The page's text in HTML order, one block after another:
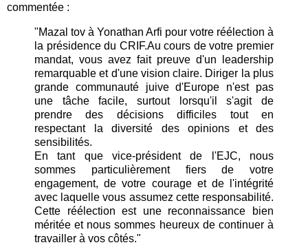
commentée :
"Mazal tov à Yonathan Arfi pour votre réélection à
la présidence du CRIF.Au cours de votre premier
mandat, vous avez fait preuve d'un leadership
remarquable et d'une vision claire. Diriger la plus
grande communauté juive d'Europe n'est pas
une tâche facile, surtout lorsqu'il s'agit de
prendre des décisions difficiles tout en
respectant la diversité des opinions et des
sensibilités.
En tant que vice-président de l'EJC, nous
sommes particulièrement fiers de votre
engagement, de votre courage et de l'intégrité
avec laquelle vous assumez cette responsabilité.
Cette réélection est une reconnaissance bien
méritée et nous sommes heureux de continuer à
travailler à vos côtés."